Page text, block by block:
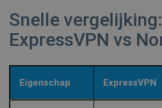
Snelle vergelijking:
ExpressVPN vs
Eigenschap ExpressVPN